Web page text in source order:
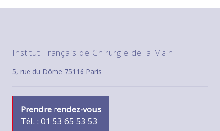
Institut Français de Chirurgie de la Main
5, rue du Dôme 75116 Paris
Prendre rendez-vous
Tél. : 01 53 65 53 53